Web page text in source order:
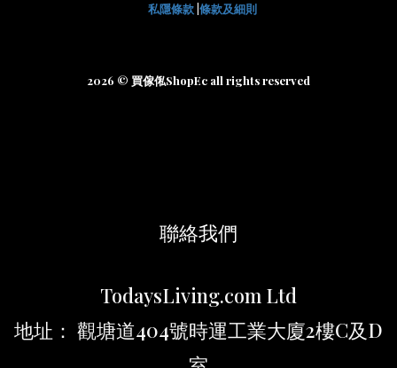
私隱條款 條款及細則
2026 © 買傢俬ShopEc all rights reserved
聯絡我們
TodaysLiving.com Ltd
地址： 觀塘道404號時運工業大廈2樓C及D